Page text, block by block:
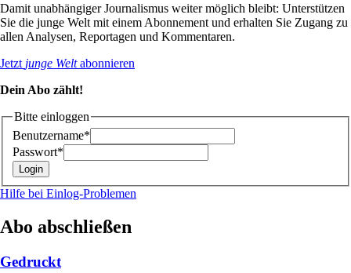
Damit unabhängiger Journalismus weiter möglich bleibt: Unterstützen
Sie die junge Welt mit einem Abonnement und erhalten Sie Zugang zu
allen Analysen, Reportagen und Kommentaren.
Jetzt junge Weltabonnieren
Dein Abo zählt!
Bitte einloggen
Benutzername*
Passwort*
Hilfe bei Einlog-Problemen
Abo abschließen
Gedruckt